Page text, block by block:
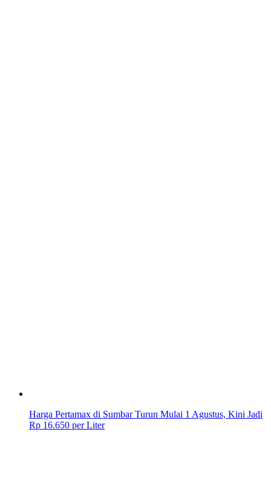
Harga Pertamax di Sumbar Turun Mulai 1 Agustus, Kini Jadi
Rp 16.650 per Liter